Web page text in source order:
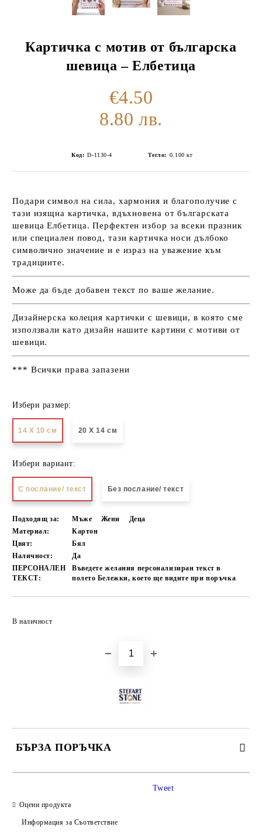
Картичка с мотив от българска
шевица – Елбетица
€4.50
8.80 лв.
Код: D-1130-4 Тегло: 0.100 кг
Подари символ на сила, хармония и благополучие с
тази изящна картичка, вдъхновена от българската
шевица Елбетица. Перфектен избор за всеки празник
или специален повод, тази картичка носи дълбоко
символично значение и е израз на уважение към
традициите.
Може да бъде добавен текст по ваше желание.
Дизайнерска колеция картички с шевици, в която сме
използвали като дизайн нашите картини с мотиви от
шевици.
*** Всички права запазени
Избери размер:
14 Х 10 см 20 Х 14 см
Избери вариант:
С послание/ текст Без послание/ текст
Подходящ за: Мъже Жени
Деца
Материал:
Картон
Цвят:
Бял
Наличност:
Да
ПЕРСОНАЛЕН
ТЕКСТ:
Въведете желания персонализиран текст в
полето Бележки, което ще видите при поръчка
В наличност
БЪРЗА ПОРЪЧКА
Tweet
Оцени продукта
Информация за Съответствие